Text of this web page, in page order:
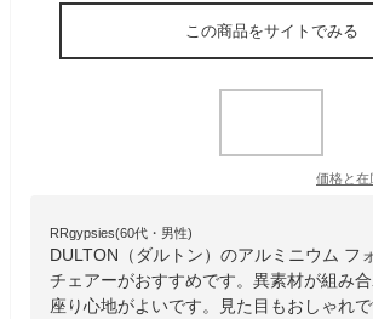
この商品をサイトでみる
価格と在
RRgypsies(60代・男性)
DULTON（ダルトン）のアルミニウム フ
チェアーがおすすめです。異素材が組み合
座り心地がよいです。見た目もおしゃれ